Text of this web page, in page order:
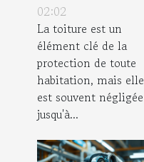
durée de vie
de votre
toiture
02:02
La toiture est un
élément clé de la
protection de toute
habitation, mais elle
est souvent négligée
jusqu'à...